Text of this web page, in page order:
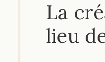
La
lieu